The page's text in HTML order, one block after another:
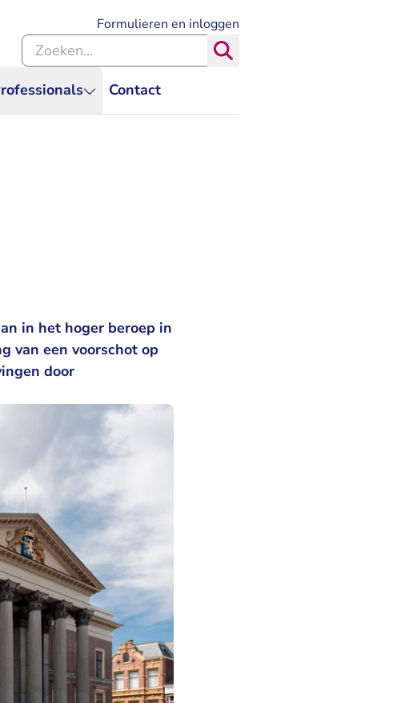
Contact
Formulieren en inloggen
Zoeken binnen de Rechtspraak
in het hoger beroep in
van een voorschot op
door